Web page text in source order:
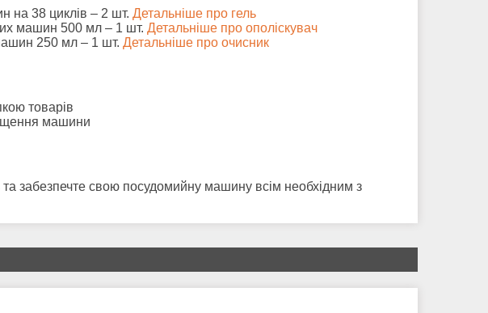
на 38 циклів – 2 шт. Детальніше про гель
машин 500 мл – 1 шт. Детальніше про ополіскувач
250 мл – 1 шт. Детальніше про очисник
товарів
машини
забезпечте свою посудомийну машину всім необхідним з